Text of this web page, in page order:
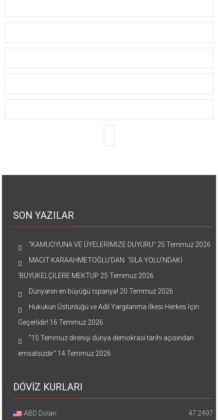
SON YAZILAR
“KAMUOYUNA VE ÜYELERİMİZE DUYURU” 25 Temmuz 2026
MACİT KARAAHMETOĞLU’DAN ‘SILA YOLU’NDAKİ
’BÜYÜKELÇİLERE MEKTUP 25 Temmuz 2026
Dünyanın en büyüğü İspanya! 20 Temmuz 2026
Hukukun Üstünlüğü ve Adil Yargılanma İlkesi Herkes İçin
Geçerlidir! 16 Temmuz 2026
“15 Temmuz direnişi dünya demokrasi tarihi açısından
emsalsizdir” 14 Temmuz 2026
DÖVİZ KURLARI
ABD Doları
47.2497